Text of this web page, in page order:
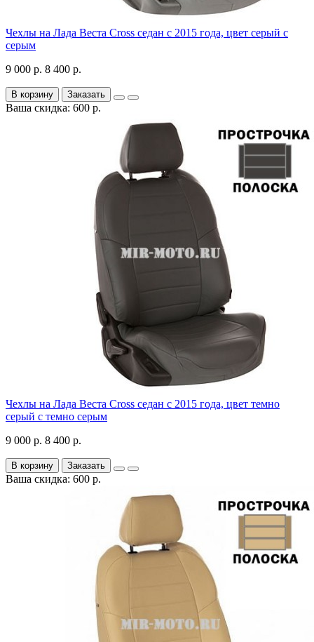
Чехлы на Лада Веста Cross седан с 2015 года, цвет серый с
серым
9 000 р. 8 400 р.
В корзину Заказать
Ваша скидка: 600 р.
Чехлы на Лада Веста Cross седан с 2015 года, цвет темно
серый с темно серым
9 000 р. 8 400 р.
В корзину Заказать
Ваша скидка: 600 р.